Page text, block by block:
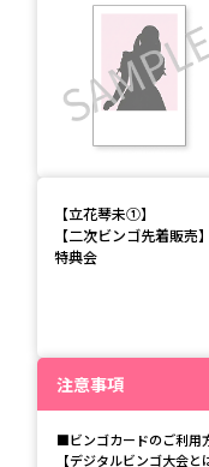
【立花琴未①】
【二次ビンゴ先着販
特典会
注意事項
■ビンゴカードのご利用
【デジタルビンゴ大会と